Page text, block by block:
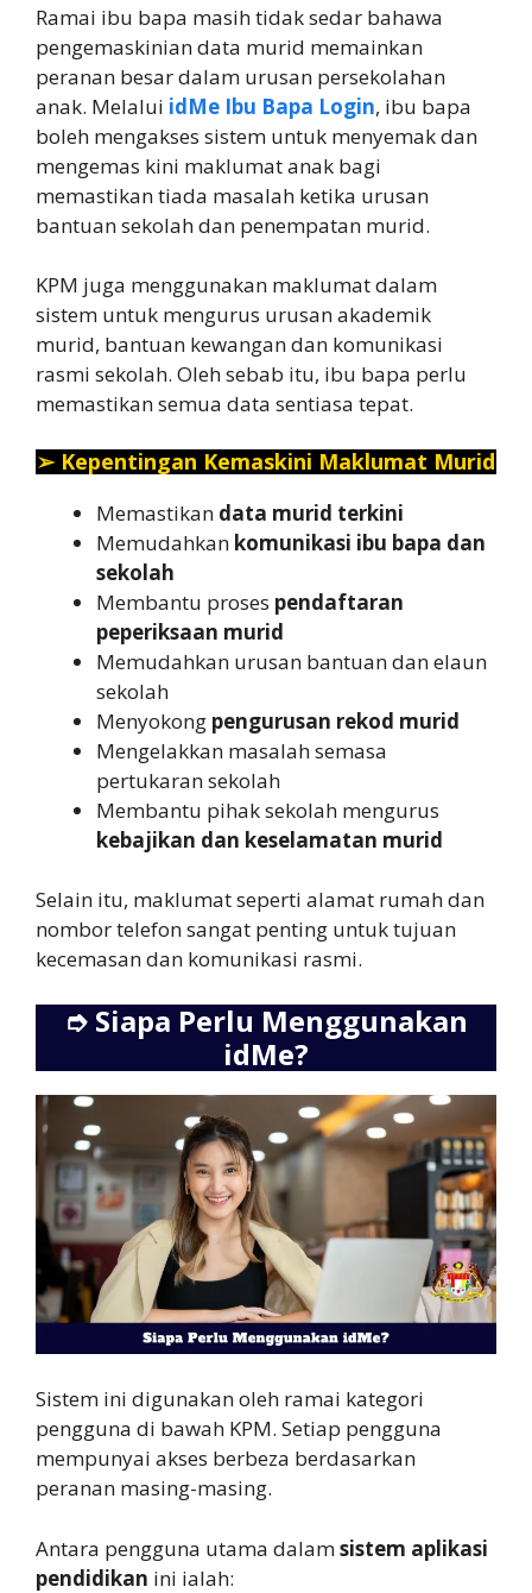
Ramai ibu bapa masih tidak sedar bahawa
pengemaskinian data murid memainkan
peranan besar dalam urusan persekolahan
anak. Melalui idMe Ibu Bapa Login, ibu bapa
boleh mengakses sistem untuk menyemak dan
mengemas kini maklumat anak bagi
memastikan tiada masalah ketika urusan
bantuan sekolah dan penempatan murid.
KPM juga menggunakan maklumat dalam
sistem untuk mengurus urusan akademik
murid, bantuan kewangan dan komunikasi
rasmi sekolah. Oleh sebab itu, ibu bapa perlu
memastikan semua data sentiasa tepat.
➢ Kepentingan Kemaskini Maklumat Murid
Memastikan data murid terkini
Memudahkan komunikasi ibu bapa dan
sekolah
Membantu proses pendaftaran
peperiksaan murid
Memudahkan urusan bantuan dan elaun
sekolah
Menyokong pengurusan rekod murid
Mengelakkan masalah semasa
pertukaran sekolah
Membantu pihak sekolah mengurus
kebajikan dan keselamatan murid
Selain itu, maklumat seperti alamat rumah dan
nombor telefon sangat penting untuk tujuan
kecemasan dan komunikasi rasmi.
➮ Siapa Perlu Menggunakan
idMe?
Sistem ini digunakan oleh ramai kategori
pengguna di bawah KPM. Setiap pengguna
mempunyai akses berbeza berdasarkan
peranan masing-masing.
Antara pengguna utama dalamsistem aplikasi
pendidikan ini ialah: